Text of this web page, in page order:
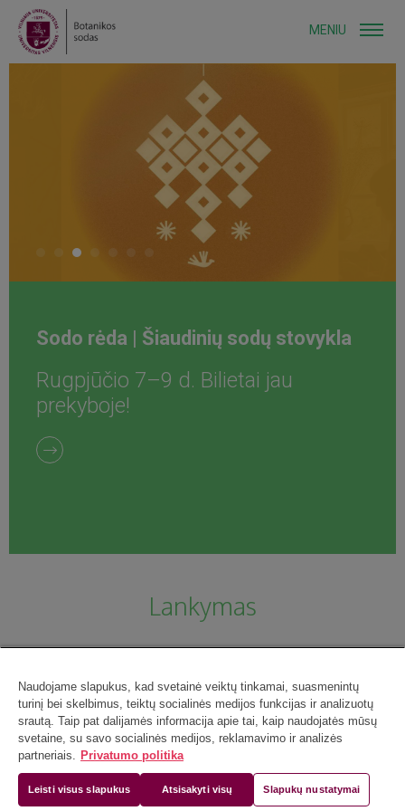
MENIU
Sodo rėda | Šiaudinių sodų stovykla
Rugpjūčio 7–9 d. Bilietai jau
prekyboje!
Lankymas
Naudojame slapukus, kad svetainė veiktų tinkamai, suasmenintų
turinį bei skelbimus, teiktų socialinės medijos funkcijas ir analizuotų
srautą. Taip pat dalijamės informacija apie tai, kaip naudojatės mūsų
svetaine, su savo socialinės medijos, reklamavimo ir analizės
partneriais. Privatumo politika
Leisti visus slapukus Atsisakyti visų Slapukų nustatymai